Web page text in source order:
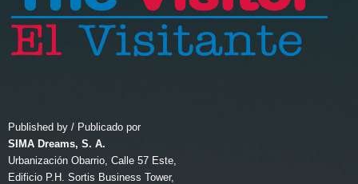
Published by / Publicado por
SIMA Dreams, S. A.
Urbanización Obarrio, Calle 57 Este,
Edificio P.H. Sortis Business Tower,